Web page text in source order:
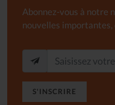
Abonnez-vous à notre
nouvelles importantes,
S'INSCRIRE